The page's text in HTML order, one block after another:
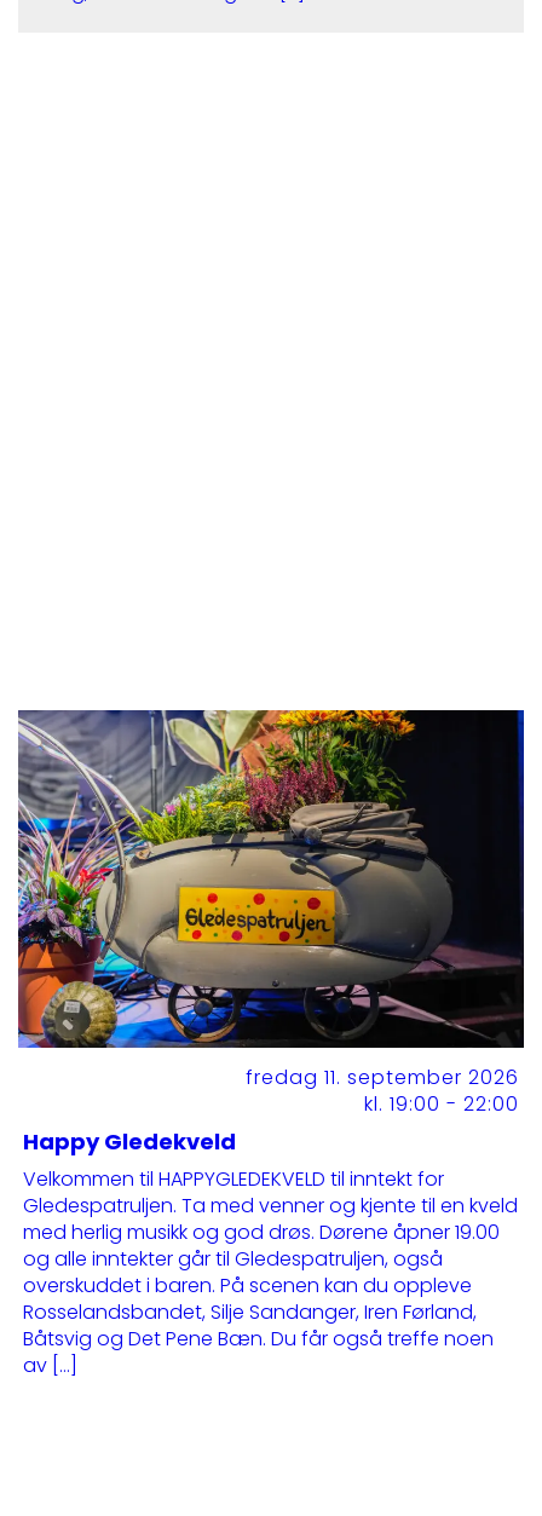
fredag 11. september 2026
kl. 19:00 - 22:00
Happy Gledekveld
Velkommen til HAPPYGLEDEKVELD til inntekt for
Gledespatruljen. Ta med venner og kjente til en kveld
med herlig musikk og god drøs. Dørene åpner 19.00
og alle inntekter går til Gledespatruljen, også
overskuddet i baren. På scenen kan du oppleve
Rosselandsbandet, Silje Sandanger, Iren Førland,
Båtsvig og Det Pene Bæn. Du får også treffe noen
av […]